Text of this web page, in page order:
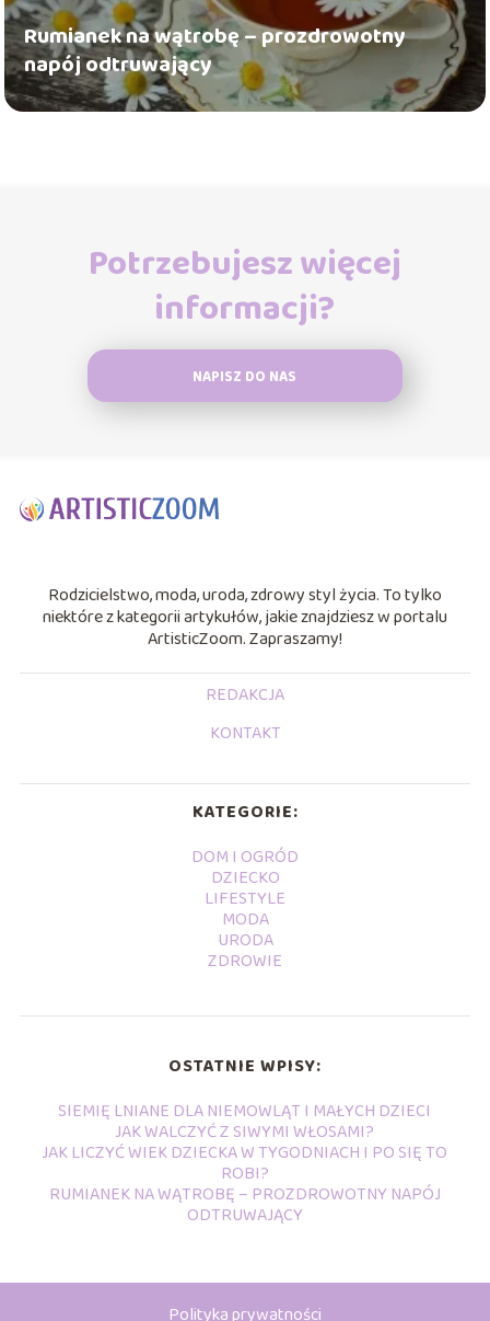
Rumianek na wątrobę – prozdrowotny
napój odtruwający
Potrzebujesz więcej
informacji?
NAPISZ DO NAS
Rodzicielstwo, moda, uroda, zdrowy styl życia. To tylko
niektóre z kategorii artykułów, jakie znajdziesz w portalu
ArtisticZoom. Zapraszamy!
REDAKCJA
KONTAKT
KATEGORIE:
DOM I OGRÓD
DZIECKO
LIFESTYLE
MODA
URODA
ZDROWIE
OSTATNIE WPISY:
SIEMIĘ LNIANE DLA NIEMOWLĄT I MAŁYCH DZIECI
JAK WALCZYĆ Z SIWYMI WŁOSAMI?
JAK LICZYĆ WIEK DZIECKA W TYGODNIACH I PO SIĘ TO
ROBI?
RUMIANEK NA WĄTROBĘ – PROZDROWOTNY NAPÓJ
ODTRUWAJĄCY
Polityka prywatności